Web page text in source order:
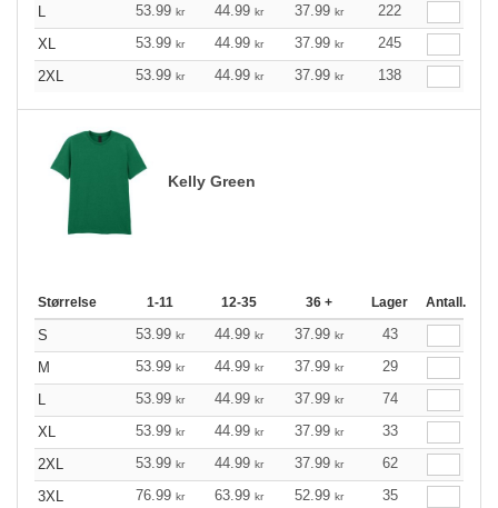
L
53.99 kr 44.99 kr 37.99 kr
222
XL
53.99 kr 44.99 kr 37.99 kr
245
2XL
53.99 kr 44.99 kr 37.99 kr 138
Kelly Green
Størrelse 1-11 12-35 36 + Lager Antall.
S 53.99 kr 44.99 kr 37.99 kr
43
M
53.99 kr 44.99 kr 37.99 kr
29
L
53.99 kr 44.99 kr 37.99 kr
74
XL
53.99 kr 44.99 kr 37.99 kr
33
2XL
53.99 kr 44.99 kr 37.99 kr
62
3XL
76.99 kr 63.99 kr 52.99 kr 35